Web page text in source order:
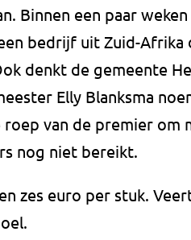
Binnen een paar
bedrijf uit Zuid-Afrika
denkt de gemeente
Elly Blanksma
van de premier om
nog niet bereikt.
zes euro per stuk.